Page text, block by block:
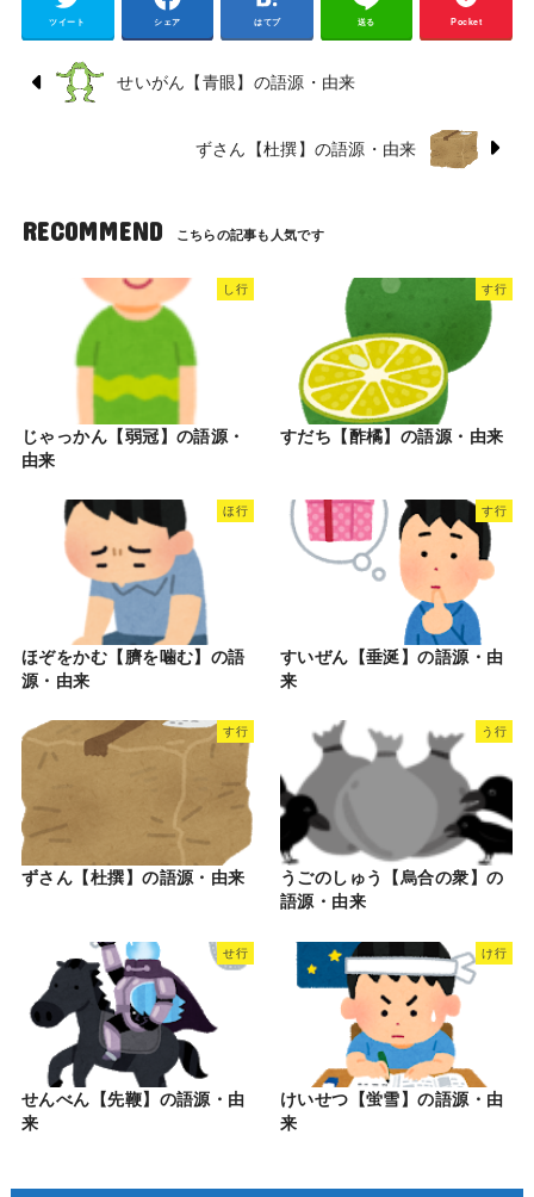
ツイート シェア はてブ 送る Pocket
せいがん【青眼】の語源・由来
ずさん【杜撰】の語源・由来
RECOMMEND
し行
じゃっかん【弱冠】の語源・
由来
す行
すだち【酢橘】の語源・由来
ほ行
ほぞをかむ【臍を噛む】の語
源・由来
す行
すいぜん【垂涎】の語源・由
来
す行
ずさん【杜撰】の語源・由来
う行
うごのしゅう【烏合の衆】の
語源・由来
せ行
せんべん【先鞭】の語源・由
来
け行
けいせつ【蛍雪】の語源・由
来